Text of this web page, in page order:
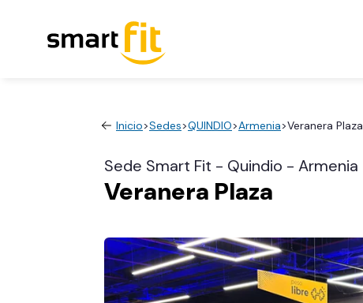
Inicio>Sedes>QUINDIO>Armenia>Veranera Plaza
Sede Smart Fit - Quindio - Armenia
Veranera Plaza